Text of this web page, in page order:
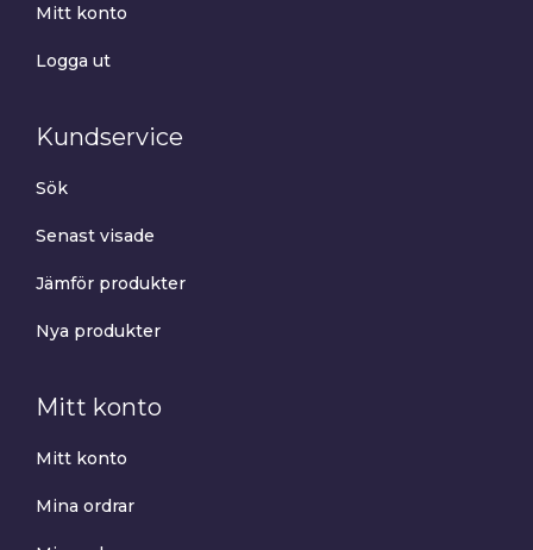
Mitt konto
Logga ut
Kundservice
Sök
Senast visade
Jämför produkter
Nya produkter
Mitt konto
Mitt konto
Mina ordrar